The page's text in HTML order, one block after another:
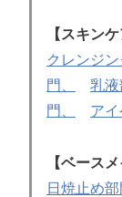
【スキンケ
クレンジン
門、
乳液
門、
アイ
【ベースメ
日焼止め部